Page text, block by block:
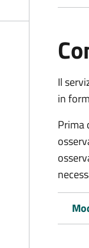
Il
in
Prima